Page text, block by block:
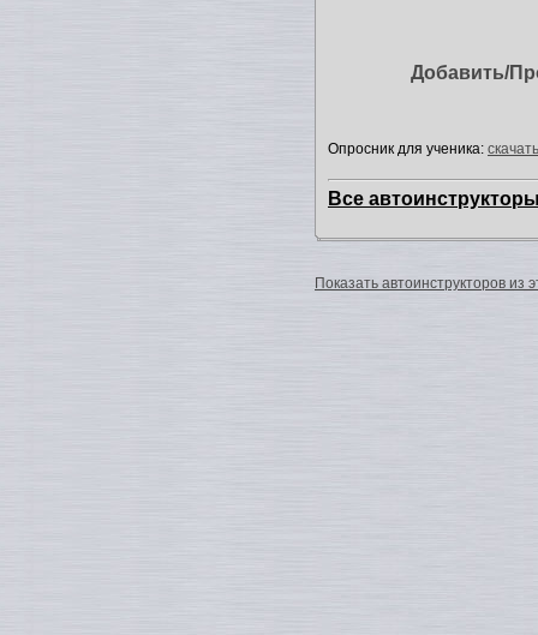
Добавить/
Опросник для ученика:
Все
Показать автоинструкторов из